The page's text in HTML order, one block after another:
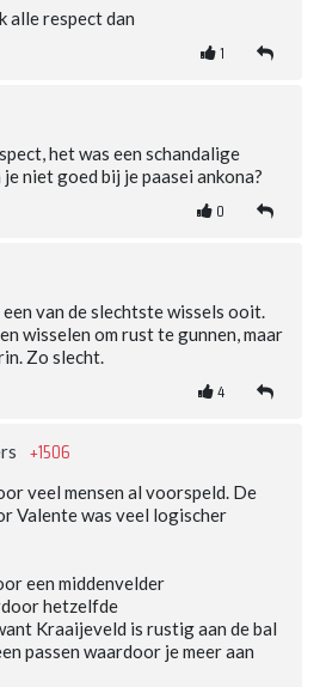
alle respect dan
1
het was een schandalige
niet goed bij je paasei ankona?
0
van de slechtste wissels ooit.
wisselen om rust te gunnen, maar
Zo slecht.
4
+1506
veel mensen al voorspeld. De
Valente was veel logischer
een middenvelder
hetzelfde
Kraaijeveld is rustig aan de bal
passen waardoor je meer aan